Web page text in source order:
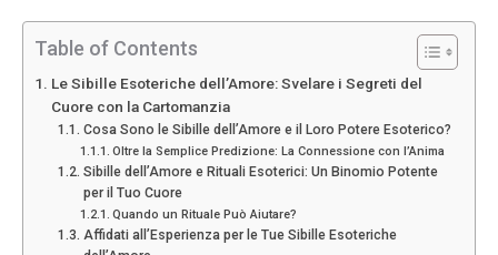
Table of Contents
Le Sibille Esoteriche dell’Amore: Svelare i Segreti del
Cuore con la Cartomanzia
Cosa Sono le Sibille dell’Amore e il Loro Potere Esoterico?
Oltre la Semplice Predizione: La Connessione con l’Anima
Sibille dell’Amore e Rituali Esoterici: Un Binomio Potente
per il Tuo Cuore
Quando un Rituale Può Aiutare?
Affidati all’Esperienza per le Tue Sibille Esoteriche